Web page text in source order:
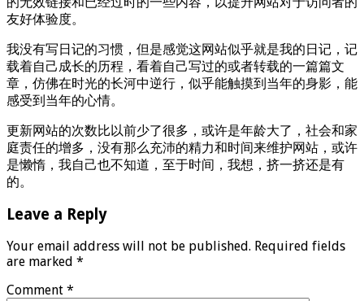
友好体验度。
我没有写日记的习惯，但是感觉这网站似乎就是我的日记，记
载着自己成长的历程，看着自己写过的或者转载的一篇篇文
章，仿佛在时光的长河中逆行，似乎能触摸到当年的身影，能
感受到当年的心情。
更新网站的次数比以前少了很多，或许是年龄大了，社会和家
庭责任的增多，没有那么充沛的精力和时间来维护网站，或许
是懒惰，我自己也不知道，至于时间，我想，挤一挤还是有
的。
Leave a Reply
Your email address will not be published. Required fields
are marked *
Comment *